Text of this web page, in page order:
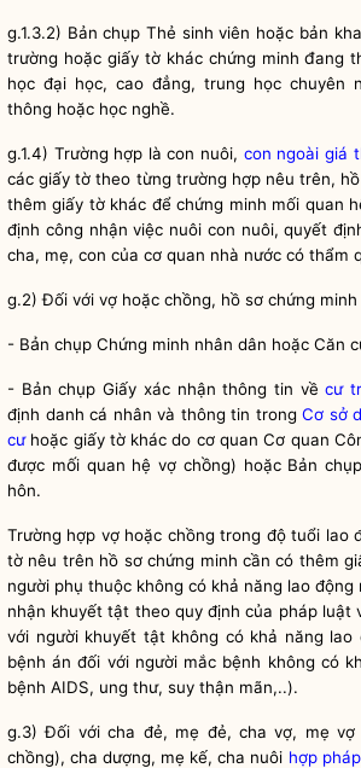
g.1.3.2) Bản chụp Thẻ sinh viên hoặc bản
trường hoặc giấy tờ khác chứng minhđang
học đại học, cao đẳng, trung học chuyên
thông hoặc học nghề.
g.1.4) Trường hợp là con nuôi, con ngoài giá
các giấy tờ theo từng trường hợp nêu trên,
thêm giấy tờ khác để chứng minh mối quan
định công nhận việc nuôi con nuôi, quyết
cha, mẹ, con của cơ quan nhà nước có thẩm
g.2) Đối với vợ hoặc chồng, hồ sơ chứng minh
- Bản chụp Chứng minh nhân dân hoặc Căn
- Bản chụp Giấy xác nhận thông tin vềcư
định danh cá nhân và thông tin trongCơ sở
cưhoặc giấy tờ khác do cơ quan Cơ quan
được mối quan hệ vợ chồng) hoặc Bản
hôn.
Trường hợp vợ hoặc chồng trong độ tuổi lao
tờ nêu trên hồ sơ chứng minh cần có thêm
người phụ thuộc không có khả năng lao động
nhận khuyết tật theo quy định của pháp luật
với người khuyết tật không có khả năng lao
bệnh án đối với người mắc bệnh không có
bệnh AIDS, ung thư, suy thận mãn,..).
g.3) Đối với cha đẻ, mẹ đẻ, cha vợ, mẹ vợ
chồng), cha dượng, mẹ kế, cha nuôi hợp pháp